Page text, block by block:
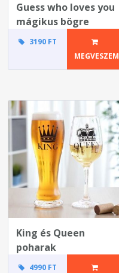
Guess who loves you
mágikus bögre
3190 FT
MEGVESZEM
King és Queen
poharak
4990 FT